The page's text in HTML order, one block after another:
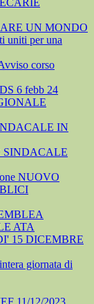
UN MONDO
uniti per una
corso
6 febb 24
IN
SINDACALE
NUOVO
ATA
15 DICEMBRE
giornata di